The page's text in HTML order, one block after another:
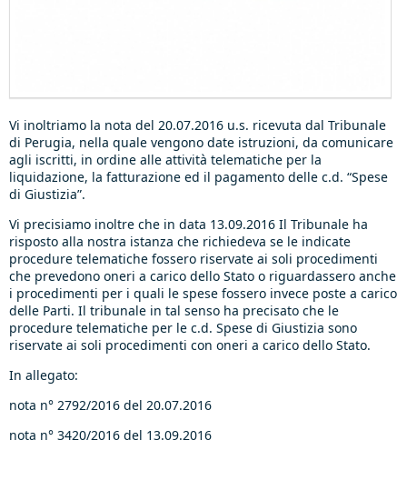
Vi inoltriamo la nota del 20.07.2016 u.s. ricevuta dal Tribunale
di Perugia, nella quale vengono date istruzioni, da comunicare
agli iscritti, in ordine alle attività telematiche per la
liquidazione, la fatturazione ed il pagamento delle c.d. “Spese
di Giustizia”.
Vi precisiamo inoltre che in data 13.09.2016 Il Tribunale ha
risposto alla nostra istanza che richiedeva se le indicate
procedure telematiche fossero riservate ai soli procedimenti
che prevedono oneri a carico dello Stato o riguardassero anche
i procedimenti per i quali le spese fossero invece poste a carico
delle Parti. Il tribunale in tal senso ha precisato che le
procedure telematiche per le c.d. Spese di Giustizia sono
riservate ai soli procedimenti con oneri a carico dello Stato.
In allegato:
nota n° 2792/2016 del 20.07.2016
nota n° 3420/2016 del 13.09.2016